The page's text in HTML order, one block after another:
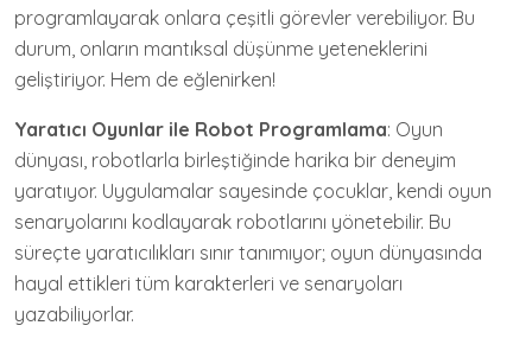
programlayarak onlara çeşitli görevler verebiliyor. Bu
durum, onların mantıksal düşünme yeteneklerini
geliştiriyor. Hem de eğlenirken!
Yaratıcı Oyunlar ile Robot Programlama: Oyun
dünyası, robotlarla birleştiğinde harika bir deneyim
yaratıyor. Uygulamalar sayesinde çocuklar, kendi oyun
senaryolarını kodlayarak robotlarını yönetebilir. Bu
süreçte yaratıcılıkları sınır tanımıyor; oyun dünyasında
hayal ettikleri tüm karakterleri ve senaryoları
yazabiliyorlar.